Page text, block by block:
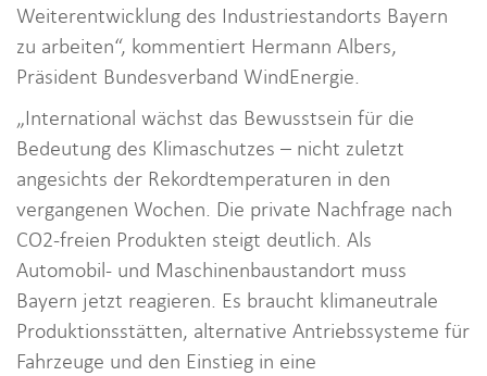
Weiterentwicklung des Industriestandorts Bayern
zu arbeiten“, kommentiert Hermann Albers,
Präsident Bundesverband WindEnergie.
„International wächst das Bewusstsein für die
Bedeutung des Klimaschutzes – nicht zuletzt
angesichts der Rekordtemperaturen in den
vergangenen Wochen. Die private Nachfrage nach
CO2-freien Produkten steigt deutlich. Als
Automobil- und Maschinenbaustandort muss
Bayern jetzt reagieren. Es braucht klimaneutrale
Produktionsstätten, alternative Antriebssysteme für
Fahrzeuge und den Einstieg in eine